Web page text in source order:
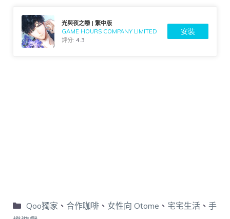
光與夜之戀 | 繁中版
GAME HOURS COMPANY LIMITED
評分:4.3
安裝
Qoo獨家 、 合作咖啡、 女性向 Otome 、 宅宅生活、 手